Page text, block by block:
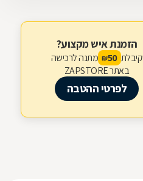
הזמנת איש מקצוע?
קיבלת 50
₪ מתנה לרכישה
באתר ZAPSTORE
לפרטי ההטבה